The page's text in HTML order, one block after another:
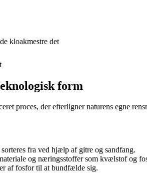
kloakmestre det
form
proces, der efterligner naturens egne
fra ved hjælp af gitre og sandfang.
og næringsstoffer som kvælstof og
af fosfor til at bundfælde sig.